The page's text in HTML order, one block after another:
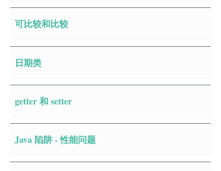
可比较和比较
日期类
getter 和 setter
Java 陷阱 - 性能问题